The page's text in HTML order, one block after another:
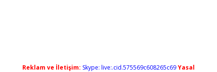
Reklam ve İletişim: Skype: live:.cid.575569c608265c69Yasal